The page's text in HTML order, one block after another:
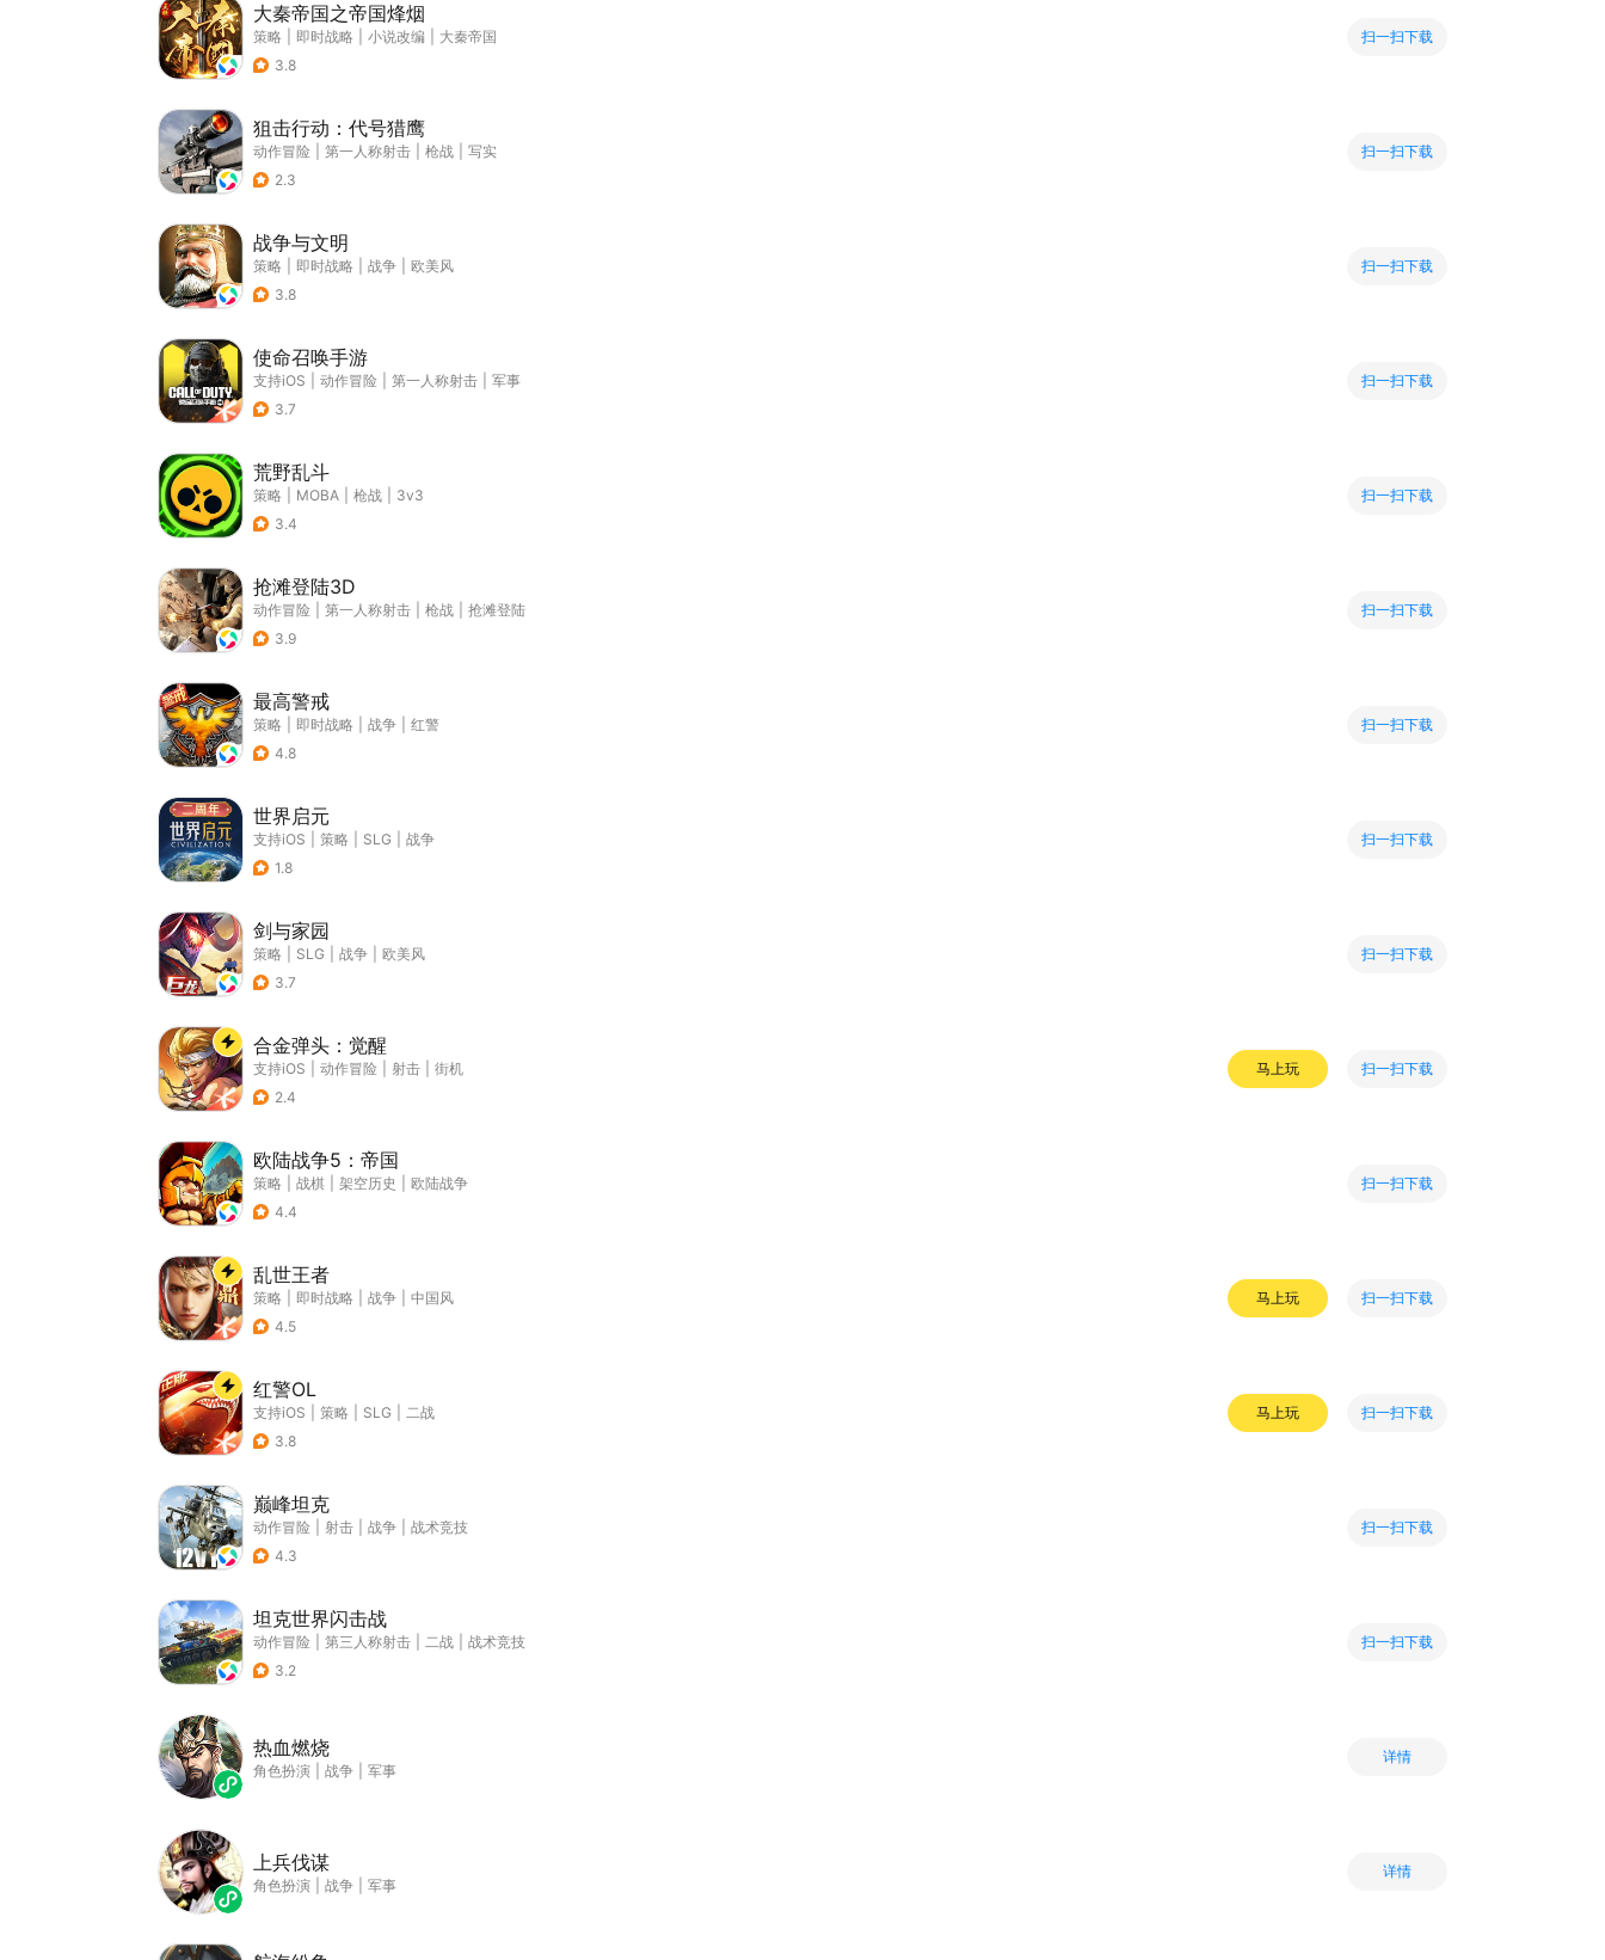
大秦帝国之帝国烽烟
策略 即时战略 小说改编
大秦帝国
3.8
扫一扫下载
狙击行动：代号猎鹰
动作冒险 第一人称射击 枪战
写实
2.3
扫一扫下载
战争与文明
策略 即时战略 战争
欧美风
3.8
扫一扫下载
使命召唤手游
支持iOS 动作冒险 第一人称射击
军事
3.7
扫一扫下载
荒野乱斗
策略 MOBA 枪战
3v3
3.4
扫一扫下载
抢滩登陆3D
动作冒险 第一人称射击 枪战
抢滩登陆
3.9
扫一扫下载
最高警戒
策略 即时战略 战争
红警
4.8
扫一扫下载
世界启元
支持iOS 策略 SLG
战争
1.8
扫一扫下载
剑与家园
策略 SLG 战争
欧美风
3.7
扫一扫下载
合金弹头：觉醒
支持iOS 动作冒险 射击
街机
2.4
马上玩 扫一扫下载
欧陆战争5：帝国
策略 战棋 架空历史
欧陆战争
4.4
扫一扫下载
乱世王者
策略 即时战略 战争
中国风
4.5
马上玩 扫一扫下载
红警OL
支持iOS 策略 SLG
二战
3.8
马上玩 扫一扫下载
巅峰坦克
动作冒险 射击 战争
战术竞技
4.3
扫一扫下载
坦克世界闪击战
动作冒险 第三人称射击 二战
战术竞技
3.2
扫一扫下载
热血燃烧
角色扮演 战争 军事
详情
上兵伐谋
角色扮演 战争 军事
详情